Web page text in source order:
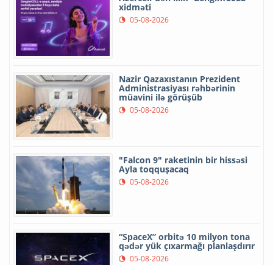
xidməti
05-08-2026
Nazir Qazaxıstanın Prezident
Administrasiyası rəhbərinin
müavini ilə görüşüb
05-08-2026
"Falcon 9" raketinin bir hissəsi
Ayla toqquşacaq
05-08-2026
“SpaceX” orbitə 10 milyon tona
qədər yük çıxarmağı planlaşdırır
05-08-2026